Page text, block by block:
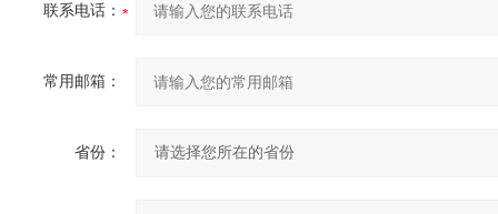
联系电话：
常用邮箱：
省份：